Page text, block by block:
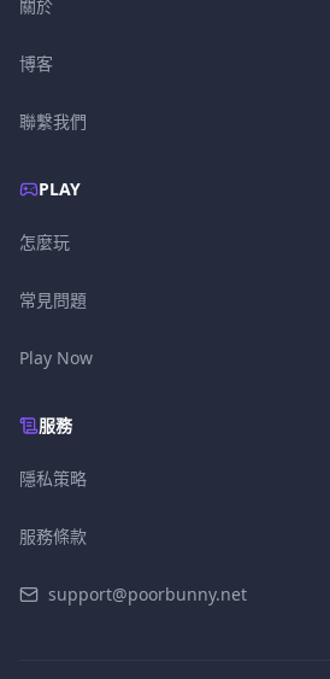
關於
博客
聯繫我們
PLAY
怎麼玩
常見問題
Play Now
服務
隱私策略
服務條款
support@poorbunny.net